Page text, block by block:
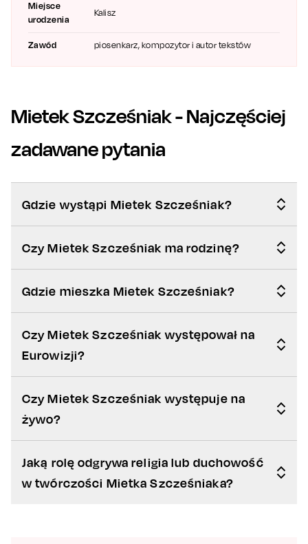
Miejsce
urodzenia
Kalisz
Zawód piosenkarz, kompozytor i autor tekstów
Mietek Szcześniak- Najczęściej
zadawane pytania
Gdzie wystąpi Mietek Szcześniak?
Czy Mietek Szcześniak ma rodzinę?
Gdzie mieszka Mietek Szcześniak?
Czy Mietek Szcześniak występował na
Eurowizji?
Czy Mietek Szcześniak występuje na
żywo?
Jaką rolę odgrywa religia lub duchowość
w twórczości Mietka Szcześniaka?